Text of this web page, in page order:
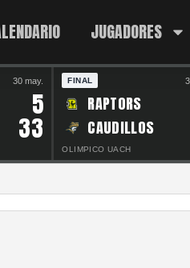
JUGADORES
30 may.
5
33
FINAL
RAPTORS
CAUDILLOS
OLIMPICO UACH